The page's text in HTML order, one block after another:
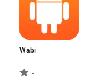
Wabi
-